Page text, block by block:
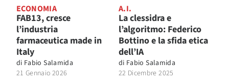
ECONOMIA
FAB13, cresce
l’industria
farmaceutica made in
Italy
di Fabio Salamida
21 Gennaio 2026
A.I.
La clessidra e
l’algoritmo: Federico
Bottino e la sfida etica
dell’IA
di Fabio Salamida
22 Dicembre 2025